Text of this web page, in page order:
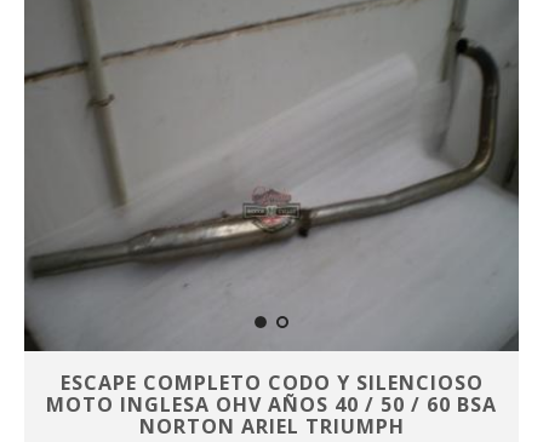
ESCAPE COMPLETO CODO Y SILENCIOSO
MOTO INGLESA OHV AÑOS 40 / 50 / 60 BSA
NORTON ARIEL TRIUMPH